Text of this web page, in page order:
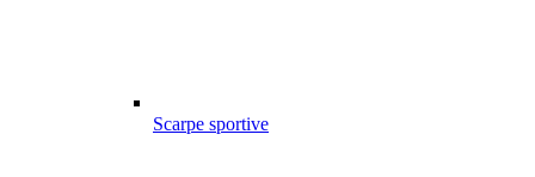
Scarpe sportive